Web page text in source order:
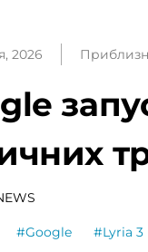
2026
#Google #Lyria 3